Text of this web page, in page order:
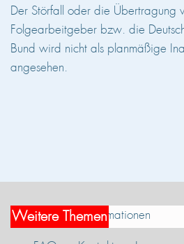
Der Störfall oder die Übertragung
Folgearbeitgeber bzw. die
Bund wird nicht als planmäßige
angesehen.
Weitere ThemenInformationen